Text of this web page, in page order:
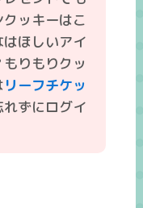
ッキーはこ
ほしいアイ
りもりクッ
リーフチケッ
ずにログイ